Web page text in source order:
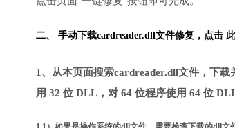
二、 手动下载cardreader.dll文件修复， 点击
1、从本页面搜索cardreader.dll文件，下
用 32 位 DLL，对 64 位程序使用 64 位